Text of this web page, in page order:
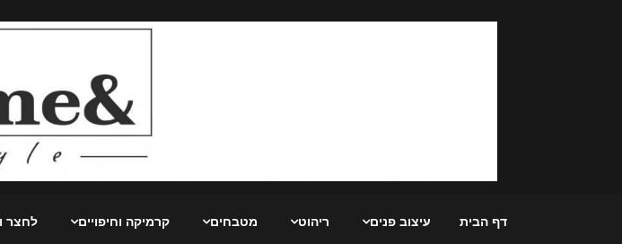
דף הבית עיצוב פנים ריהוט מטבחים קרמיקה וחיפויים לחצר